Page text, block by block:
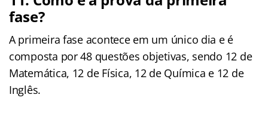
fase?
A primeira fase acontece em um único dia e é
composta por 48 questões objetivas, sendo 12 de
Matemática, 12 de Física, 12 de Química e 12 de
Inglês.